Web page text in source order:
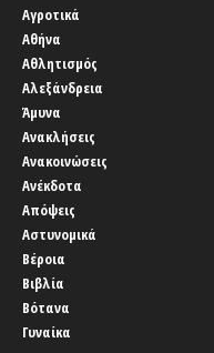
Αγροτικά
Αθήνα
Αθλητισμός
Αλεξάνδρεια
Άμυνα
Ανακλήσεις
Ανακοινώσεις
Ανέκδοτα
Απόψεις
Αστυνομικά
Βέροια
Βιβλία
Βότανα
Γυναίκα